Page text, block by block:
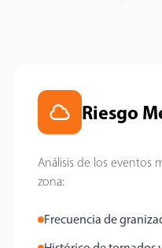
Riesgo
Análisis de los eventos
zona:
Frecuencia de